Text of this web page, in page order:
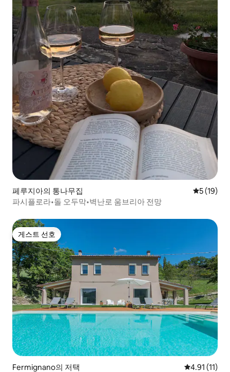
페루지아의 통나무집 평점 5점
5 (19)
파시플로라•돌 오두막•벽난로 움브리아 전망
게스트 선호
게스트 선호
Fermignano의 저택 평점 4.91점
4.91 (11)